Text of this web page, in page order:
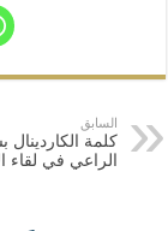
السابق
كلمة
الراعي في لقاء